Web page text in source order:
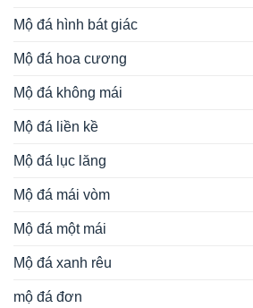
Mộ đá hình bát giác
Mộ đá hoa cương
Mộ đá không mái
Mộ đá liền kề
Mộ đá lục lăng
Mộ đá mái vòm
Mộ đá một mái
Mộ đá xanh rêu
mộ đá đơn